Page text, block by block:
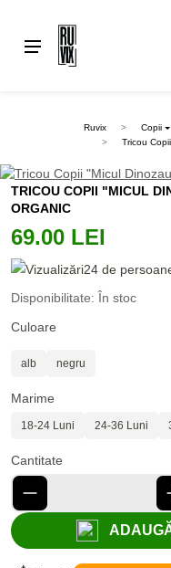
Ruvix Copii
Tricou
TRICOU COPII "MICUL
ORGANIC
69.00 LEI
24 de
Disponibilitate: În stoc
Culoare
alb negru
Marime
18-24 Luni 24-36 Luni
Cantitate